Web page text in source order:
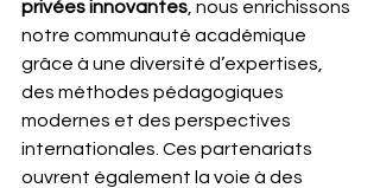
privées innovantes , nous enrichissons
notre communauté académique
grâce à une diversité d’expertises,
des méthodes pédagogiques
modernes et des perspectives
internationales. Ces partenariats
ouvrent également la voie à des